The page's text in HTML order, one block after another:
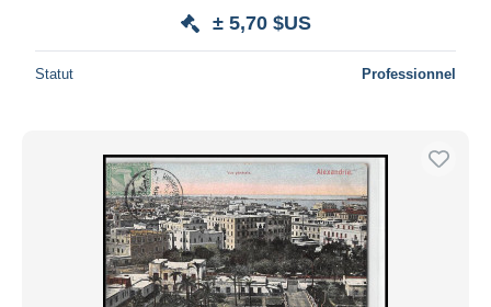
± 5,70 $US
Statut Professionnel